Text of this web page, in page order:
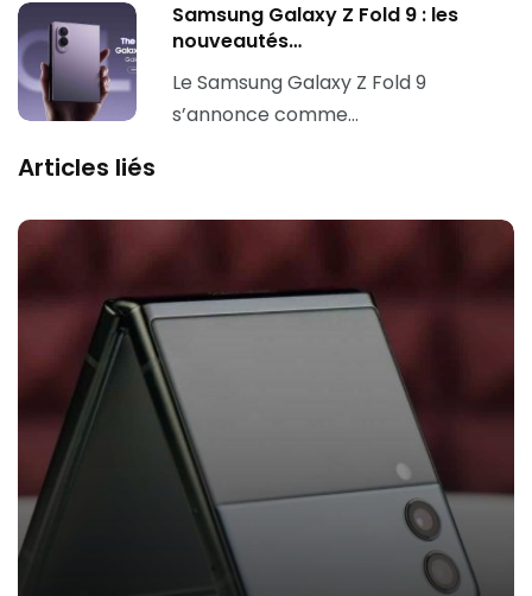
Samsung Galaxy Z Fold 9 : les
nouveautés…
Le Samsung Galaxy Z Fold 9
s’annonce comme…
Articles liés